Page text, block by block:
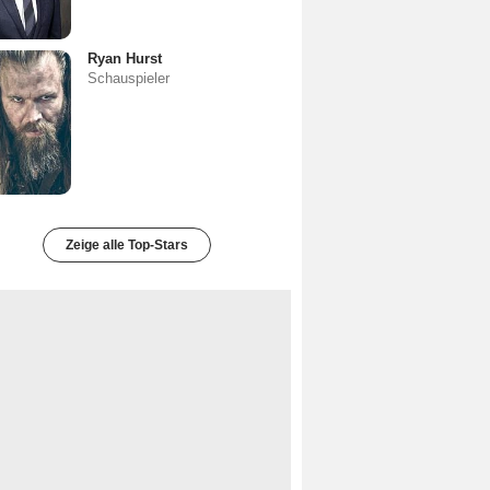
Ryan Hurst
Schauspieler
Zeige alle Top-Stars